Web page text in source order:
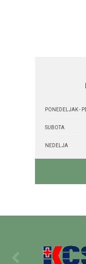
PONEDELJAK -
SUBOTA
NEDELJA